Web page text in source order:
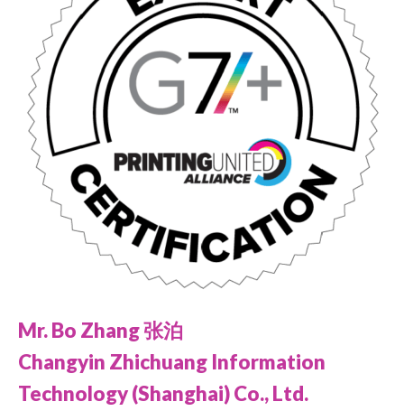
Mr. Bo Zhang 张泊
Changyin Zhichuang Information
Technology (Shanghai) Co., Ltd.